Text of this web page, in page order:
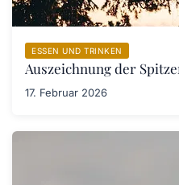
ESSEN UND TRINKEN
Auszeichnung der
17. Februar 2026